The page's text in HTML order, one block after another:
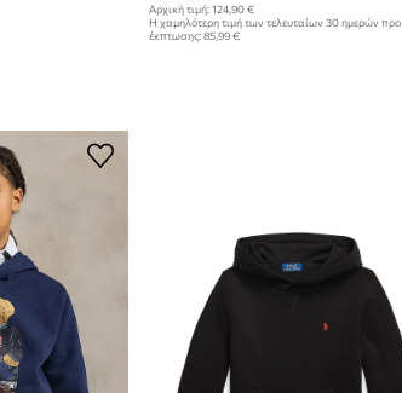
Αρχική τιμή: 124,90 €
Η χαμηλότερη τιμή των τελευταίων 30 ημερών προ
έκπτωσης: 85,99 €